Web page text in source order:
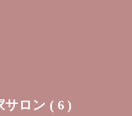
サロン ( 6 )